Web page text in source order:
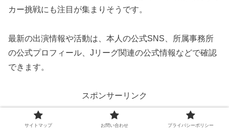
カー挑戦にも注目が集まりそうです。
最新の出演情報や活動は、本人の公式SNS、所属事務所
の公式プロフィール、Jリーグ関連の公式情報などで確認
できます。
スポンサーリンク
サイトマップ お問い合わせ プライバシーポリシー